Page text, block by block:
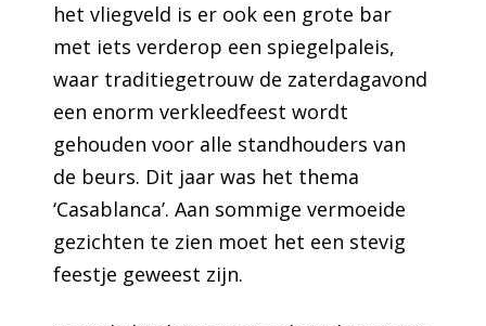
het vliegveld is er ook een grote bar
met iets verderop een spiegelpaleis,
waar traditiegetrouw de zaterdagavond
een enorm verkleedfeest wordt
gehouden voor alle standhouders van
de beurs. Dit jaar was het thema
‘Casablanca’. Aan sommige vermoeide
gezichten te zien moet het een stevig
feestje geweest zijn.